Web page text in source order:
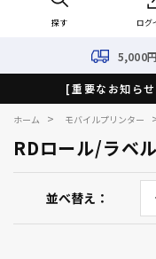
探す ログ
5,000円以上
[重要なお知ら
ホーム > モバイルプリンター
RDロール/ラベル
並べ替え